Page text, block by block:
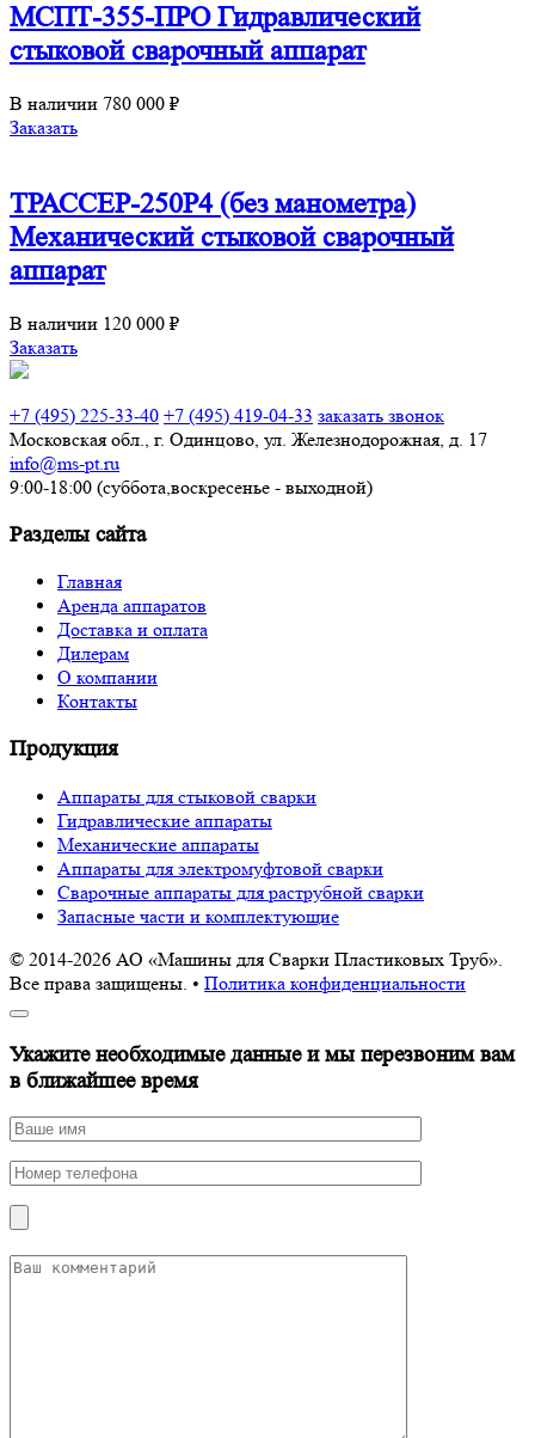
МСПТ-355-ПРО Гидравлический
стыковой сварочный аппарат
В наличии 780 000 ₽
Заказать
ТРАССЕР-250Р4 (без манометра)
Механический стыковой сварочный
аппарат
В наличии 120 000 ₽
Заказать
+7 (495) 225-33-40 +7 (495) 419-04-33 заказать звонок
Московская обл., г. Одинцово, ул. Железнодорожная, д. 17
info@ms-pt.ru
9:00-18:00 (суббота,воскресенье - выходной)
Разделы сайта
Главная
Аренда аппаратов
Доставка и оплата
Дилерам
О компании
Контакты
Продукция
Аппараты для стыковой сварки
Гидравлические аппараты
Механические аппараты
Аппараты для электромуфтовой сварки
Сварочные аппараты для раструбной сварки
Запасные части и комплектующие
© 2014-2026 АО «Машины для Сварки Пластиковых Труб».
Все права защищены. • Политика конфиденциальности
Укажите необходимые данные и мы перезвоним вам
в ближайшее время